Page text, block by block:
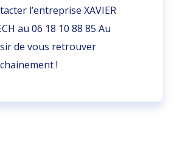
l’entreprise XAVIER
au 06 18 10 88 85 Au
de vous retrouver
!